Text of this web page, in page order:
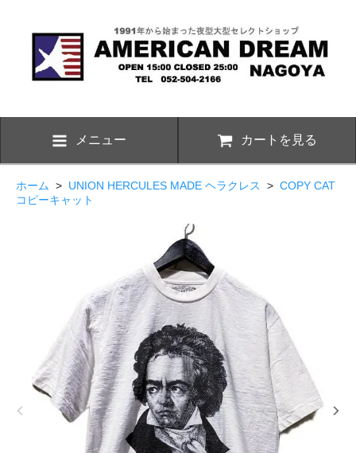
メニュー カートを見る
ホーム > UNION HERCULES MADE ヘラクレス > COPY CAT
コピーキャット